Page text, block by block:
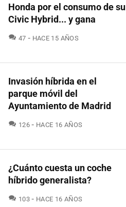
Honda por el consumo de su
Civic Hybrid... y gana
47 COMENTARIOS
HACE 15 AÑOS
Invasión híbrida en el
parque móvil del
Ayuntamiento de Madrid
126COMENTARIOS
HACE 16 AÑOS
¿Cuánto cuesta un coche
híbrido generalista?
103COMENTARIOS
HACE 16 AÑOS